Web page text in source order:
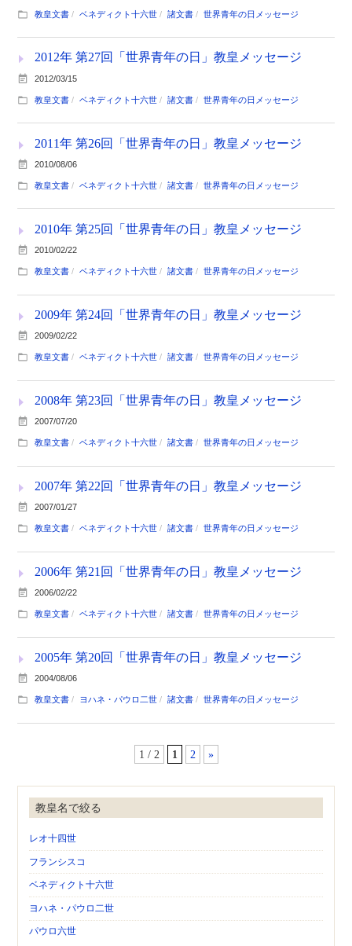
教皇文書 ベネディクト十六世 諸文書 世界青年の日メッセージ
2012年 第27回「世界青年の日」教皇メッセージ
2012/03/15
教皇文書 ベネディクト十六世 諸文書 世界青年の日メッセージ
2011年 第26回「世界青年の日」教皇メッセージ
2010/08/06
教皇文書 ベネディクト十六世 諸文書 世界青年の日メッセージ
2010年 第25回「世界青年の日」教皇メッセージ
2010/02/22
教皇文書 ベネディクト十六世 諸文書 世界青年の日メッセージ
2009年 第24回「世界青年の日」教皇メッセージ
2009/02/22
教皇文書 ベネディクト十六世 諸文書 世界青年の日メッセージ
2008年 第23回「世界青年の日」教皇メッセージ
2007/07/20
教皇文書 ベネディクト十六世 諸文書 世界青年の日メッセージ
2007年 第22回「世界青年の日」教皇メッセージ
2007/01/27
教皇文書 ベネディクト十六世 諸文書 世界青年の日メッセージ
2006年 第21回「世界青年の日」教皇メッセージ
2006/02/22
教皇文書 ベネディクト十六世 諸文書 世界青年の日メッセージ
2005年 第20回「世界青年の日」教皇メッセージ
2004/08/06
教皇文書 ヨハネ・パウロ二世 諸文書 世界青年の日メッセージ
1 / 2 1 2 »
教皇名で絞る
レオ十四世
フランシスコ
ベネディクト十六世
ヨハネ・パウロ二世
パウロ六世